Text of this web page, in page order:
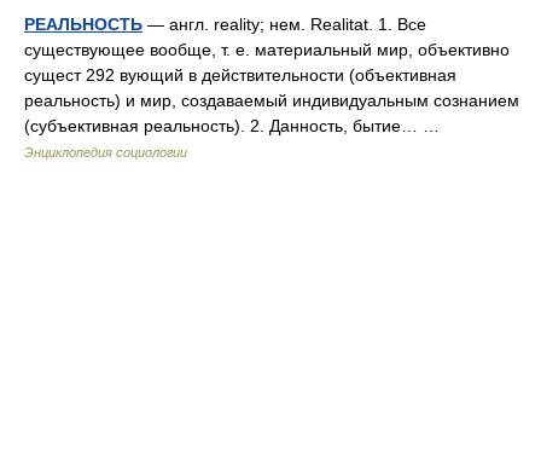
РЕАЛЬНОСТЬ — англ. reality; нем. Realitat. 1. Все
существующее вообще, т. е. материальный мир, объективно
сущест 292 вующий в действительности (объективная
реальность) и мир, создаваемый индивидуальным сознанием
(субъективная реальность). 2. Данность, бытие… …
Энциклопедия социологии